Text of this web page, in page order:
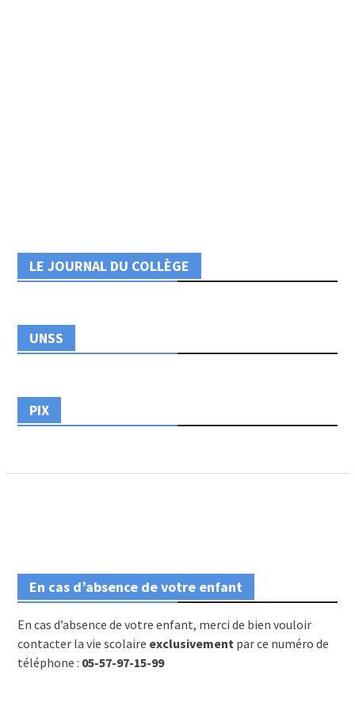
LE JOURNAL DU COLLÈGE
UNSS
PIX
En cas d’absence de votre enfant
En cas d’absence de votre enfant, merci de bien vouloir
contacter la vie scolaire exclusivementpar ce numéro de
téléphone : 05-57-97-15-99